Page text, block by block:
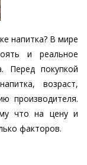
напитка? В мире
и реальное
Перед покупкой
возраст,
производителя.
что на цену и
факторов.